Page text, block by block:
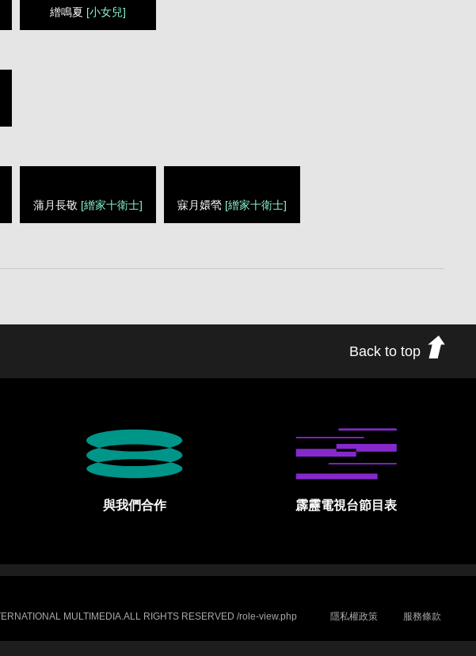
繒鳴夏 [小女兒]
蒲月長敬 [繒家十衛士] 寐月嬛煢 [繒家十衛士]
Back to top
與我們合作 霹靂電視台節目表
MULTIMEDIA.ALL RIGHTS RESERVED /role-view.php 隱私權政策 服務條款